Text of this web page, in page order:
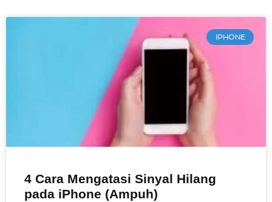
IPHONE
4 Cara Mengatasi Sinyal Hilang
pada iPhone (Ampuh)